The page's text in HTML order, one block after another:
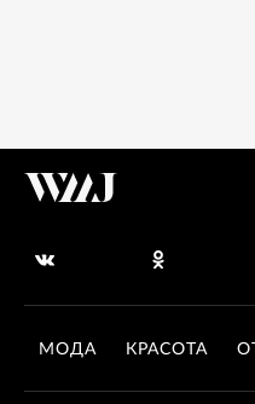
МОДА КРАСОТА